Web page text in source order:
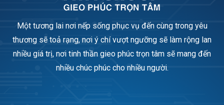
Một tương lai nơi nếp sống phục vụ đến cùng trong yêu
thương sẽ toả rạng, nơi ý chí vượt ngưỡng sẽ làm rộng lan
nhiều giá trị, nơi tinh thần gieo phúc trọn tâm sẽ mang đến
nhiều chúc phúc cho nhiều người.